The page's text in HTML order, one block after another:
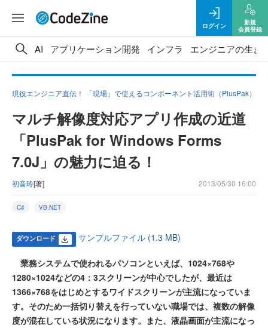
ログイン
新規
会員登録
AI アプリケーション開発 インフラ エンジニアの生き
現役エンジニア直伝！ 「現場」で使えるコンポーネント活用術（PlusPak）
マルチ解像度対応アプリ作成の近道
「PlusPak for Windows Forms
7.0J」の魅力に迫る！
初音玲[著] 2013/05/30 16:00
C# VB.NET
ダウンロード サンプルファイル (1.3 MB)
業務システムで使われるパソコンといえば、1024×768や
1280×1024などの4：3スクリーンが中心でしたが、最近は
1366×768をはじめとするワイドスクリーンが主流になっていま
す。そのため一括切り替えを行っていない職場では、複数の解像
度が混在している状況になります。また、液晶画面が主流になっ